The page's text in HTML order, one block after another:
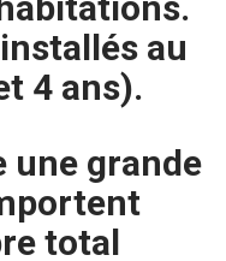
au
4 ans).
une grande
total